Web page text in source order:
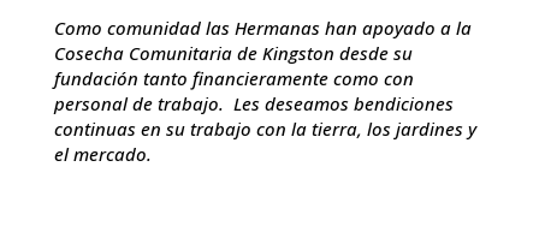
Como comunidad las Hermanas han apoyado a la
Cosecha Comunitaria de Kingston desde su
fundación tanto financieramente como con
personal de trabajo. Les deseamos bendiciones
continuas en su trabajo con la tierra, los jardines y
el mercado.